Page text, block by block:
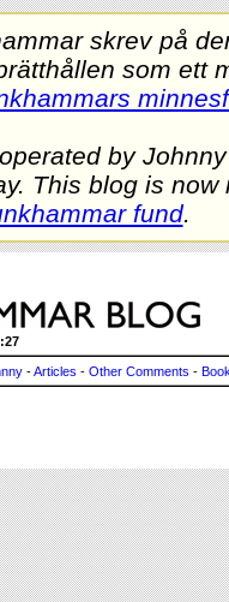
skrev på
som ett
by
This blog is
fund.
-Articles - Other Comments -